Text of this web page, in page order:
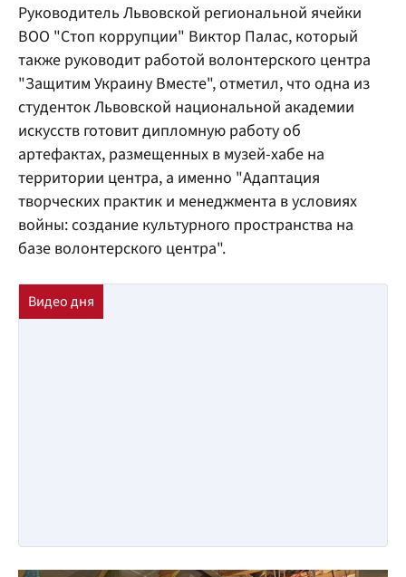
Руководитель Львовской региональной ячейки
ВОО "Стоп коррупции" Виктор Палас, который
также руководит работой волонтерского центра
"Защитим Украину Вместе", отметил, что одна из
студенток Львовской национальной академии
искусств готовит дипломную работу об
артефактах, размещенных в музей-хабе на
территории центра, а именно "Адаптация
творческих практик и менеджмента в условиях
войны: создание культурного пространства на
базе волонтерского центра".